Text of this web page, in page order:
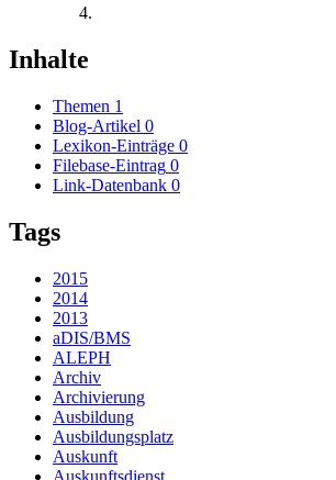
Inhalte
Themen 1
Blog-Artikel 0
Lexikon-Einträge 0
Filebase-Eintrag 0
Link-Datenbank 0
Tags
2015
2014
2013
aDIS/BMS
ALEPH
Archiv
Archivierung
Ausbildung
Ausbildungsplatz
Auskunft
Auskunftsdienst